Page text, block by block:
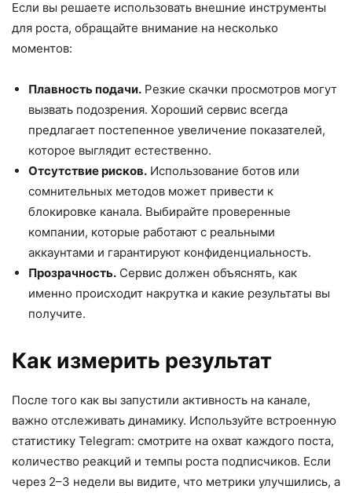
Если вы решаете использовать внешние инструменты
для роста, обращайте внимание на несколько
моментов:
Плавность подачи. Резкие скачки просмотров могут
вызвать подозрения. Хороший сервис всегда
предлагает постепенное увеличение показателей,
которое выглядит естественно.
Отсутствие рисков. Использование ботов или
сомнительных методов может привести к
блокировке канала. Выбирайте проверенные
компании, которые работают с реальными
аккаунтами и гарантируют конфиденциальность.
Прозрачность. Сервис должен объяснять, как
именно происходит накрутка и какие результаты вы
получите.
Как измерить результат
После того как вы запустили активность на канале,
важно отслеживать динамику. Используйте встроенную
статистику Telegram: смотрите на охват каждого поста,
количество реакций и темпы роста подписчиков. Если
через 2–3 недели вы видите, что метрики улучшились, а